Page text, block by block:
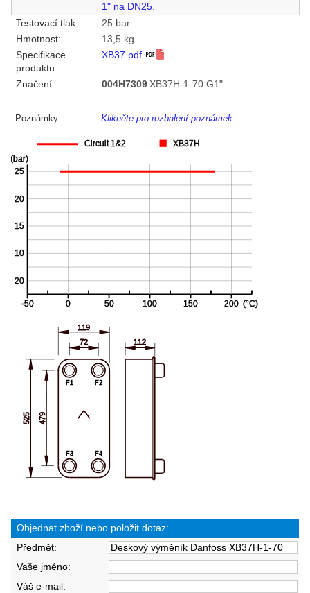
1" na DN25.
Testovací tlak:
25 bar
Hmotnost:
13,5 kg
Specifikace
produktu:
XB37.pdf
Značení: 004H7309 XB37H-1-70 G1"
Poznámky: Klikněte pro rozbalení poznámek
Objednat zboží nebo položit dotaz:
Předmět:
Vaše jméno:
Váš e-mail: